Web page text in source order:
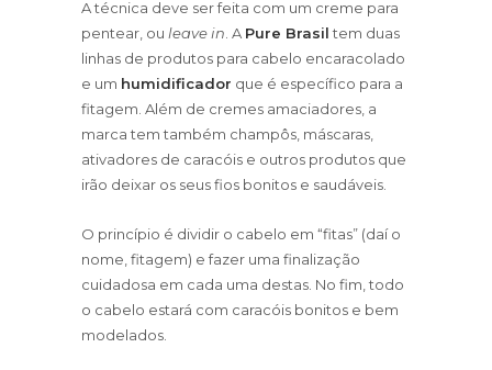
A técnica deve ser feita com um creme para
pentear, ou leave in . A Pure Brasiltem duas
linhas de produtos para cabelo encaracolado
e um humidificador que é específico para a
fitagem. Além de cremes amaciadores, a
marca tem também champôs, máscaras,
ativadores de caracóis e outros produtos que
irão deixar os seus fios bonitos e saudáveis.
O princípio é dividir o cabelo em “fitas” (daí o
nome, fitagem) e fazer uma finalização
cuidadosa em cada uma destas. No fim, todo
o cabelo estará com caracóis bonitos e bem
modelados.